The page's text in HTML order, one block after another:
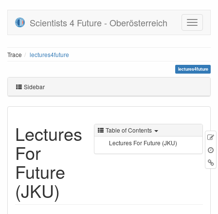
Scientists 4 Future - Oberösterreich
Trace lectures4future
lectures4future
Sidebar
Table of Contents
Lectures For Future (JKU)
Lectures
For
Future
(JKU)